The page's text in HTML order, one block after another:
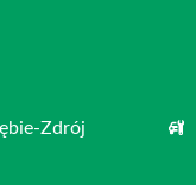
Zdrój